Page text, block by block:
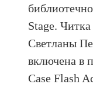
Stage.
Светланы
включена в
Case Flash